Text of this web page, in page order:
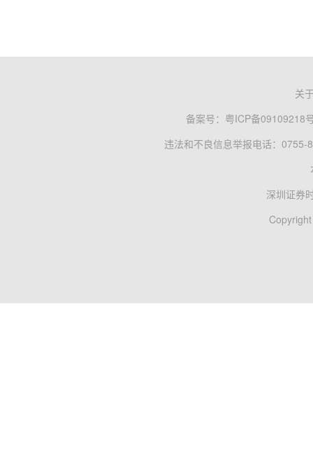
关
备案号： 粤ICP备09109218
违法和不良信息举报电话：0755-
深圳证券